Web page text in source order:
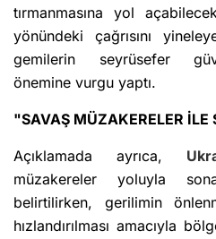
tırmanmasına yol
yönündeki çağrısını
gemilerin seyrüsefer
önemine vurgu yaptı.
"SAVAŞ MÜZAKERELER
Açıklamada ayrıca,
müzakereler yoluyla
belirtilirken, gerilimin
hızlandırılması amacıyla